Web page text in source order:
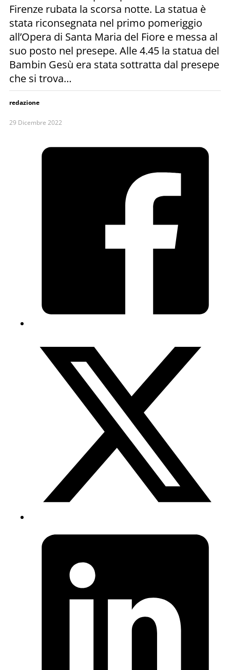
Firenze rubata la scorsa notte. La statua è
stata riconsegnata nel primo pomeriggio
all’Opera di Santa Maria del Fiore e messa al
suo posto nel presepe. Alle 4.45 la statua del
Bambin Gesù era stata sottratta dal presepe
che si trova…
redazione
29 Dicembre 2022